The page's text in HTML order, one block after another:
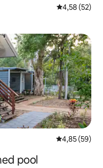
4,58 ud af 5 i
4,58 (52)
4,85 ud af 5 i
4,85 (59)
pool